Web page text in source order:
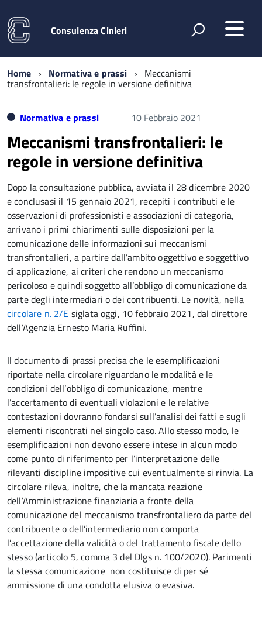
Consulenza Cinieri
Home Normativa e prassi Meccanismi
transfrontalieri: le regole in versione definitiva
Normativa e prassi 10 Febbraio 2021
Meccanismi transfrontalieri: le
regole in versione definitiva
Dopo la consultazione pubblica, avviata il 28 dicembre 2020
e conclusasi il 15 gennaio 2021, recepiti i contributi e le
osservazioni di professionisti e associazioni di categoria,
arrivano i primi chiarimenti sulle disposizioni per la
comunicazione delle informazioni sui meccanismi
transfrontalieri, a partire dall’ambito oggettivo e soggettivo
di applicazione, ai criteri che rendono un meccanismo
pericoloso e quindi soggetto all’obbligo di comunicazione da
parte degli intermediari o dei contribuenti. Le novità, nella
circolare n. 2/E siglata oggi, 10 febbraio 2021, dal direttore
dell’Agenzia Ernesto Maria Ruffini.
Il documento di prassi precisa che le esemplificazioni
riportate nella circolare riguardano le modalità e le
condizioni dell’obbligo di comunicazione, mentre
l’accertamento di eventuali violazioni e le relative
contestazioni dovranno fondarsi sull’analisi dei fatti e sugli
elementi riscontrati nel singolo caso. Allo stesso modo, le
esemplificazioni non devono essere intese in alcun modo
come punto di riferimento per l’interpretazione delle
rilevanti discipline impositive cui eventualmente si rinvia. La
circolare rileva, inoltre, che la mancata reazione
dell’Amministrazione finanziaria a fronte della
comunicazione del meccanismo transfrontaliero da parte del
contribuente o dell’intermediario non comporta
l’accettazione della validità o del trattamento fiscale dello
stesso (articolo 5, comma 3 del Dlgs n. 100/2020). Parimenti
la stessa comunicazione non costituisce di per sé
ammissione di una condotta elusiva o evasiva.